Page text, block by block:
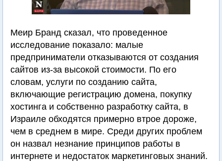
Меир Бранд сказал, что проведенное
исследование показало: малые
предприниматели отказываются от создания
сайтов из-за высокой стоимости. По его
словам, услуги по созданию сайта,
включающие регистрацию домена, покупку
хостинга и собственно разработку сайта, в
Израиле обходятся примерно втрое дороже,
чем в среднем в мире. Среди других проблем
он назвал незнание принципов работы в
интернете и недостаток маркетинговых знаний.